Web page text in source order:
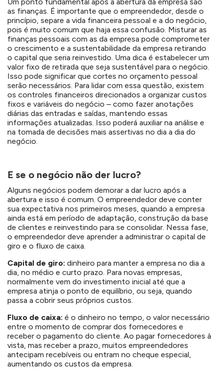
as finanças. É importante que o empreendedor, desde o
princípio, separe a vida financeira pessoal e a do negócio,
pois é muito comum que haja essa confusão. Misturar as
finanças pessoais com as da empresa pode comprometer
o crescimento e a sustentabilidade da empresa retirando
o capital que seria reinvestido. Uma dica é estabelecer um
valor fixo de retirada que seja sustentável para o negócio.
Isso pode significar que cortes no orçamento pessoal
serão necessários. Para lidar com essa questão, existem
os controles financeiros direcionados a organizar custos
fixos e variáveis do negócio – como fazer anotações
diárias das entradas e saídas, mantendo essas
informações atualizadas. Isso poderá auxiliar na análise e
na tomada de decisões mais assertivas no dia a dia do
negócio.
E se o negócio não der lucro?
Alguns negócios podem demorar a dar lucro após a
abertura e isso é comum. O empreendedor deve conter
sua expectativa nos primeiros meses, quando a empresa
ainda está em período de adaptação, construção da base
de clientes e reinvestindo para se consolidar. Nessa fase,
o empreendedor deve aprender a administrar o capital de
giro e o fluxo de caixa.
Capital de giro: dinheiro para manter a empresa no dia a
dia, no médio e curto prazo. Para novas empresas,
normalmente vem do investimento inicial até que a
empresa atinja o ponto de equilíbrio, ou seja, quando
passa a cobrir seus próprios custos.
Fluxo de caixa: é o dinheiro no tempo, o valor necessário
entre o momento de comprar dos fornecedores e
receber o pagamento do cliente. Ao pagar fornecedores à
vista, mas receber a prazo, muitos empreendedores
antecipam recebíveis ou entram no cheque especial,
aumentando os custos da empresa.